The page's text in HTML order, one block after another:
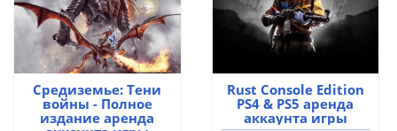
Средиземье: Тени
войны - Полное
издание аренда
Rust Console Edition
PS4 & PS5 аренда
аккаунта игры